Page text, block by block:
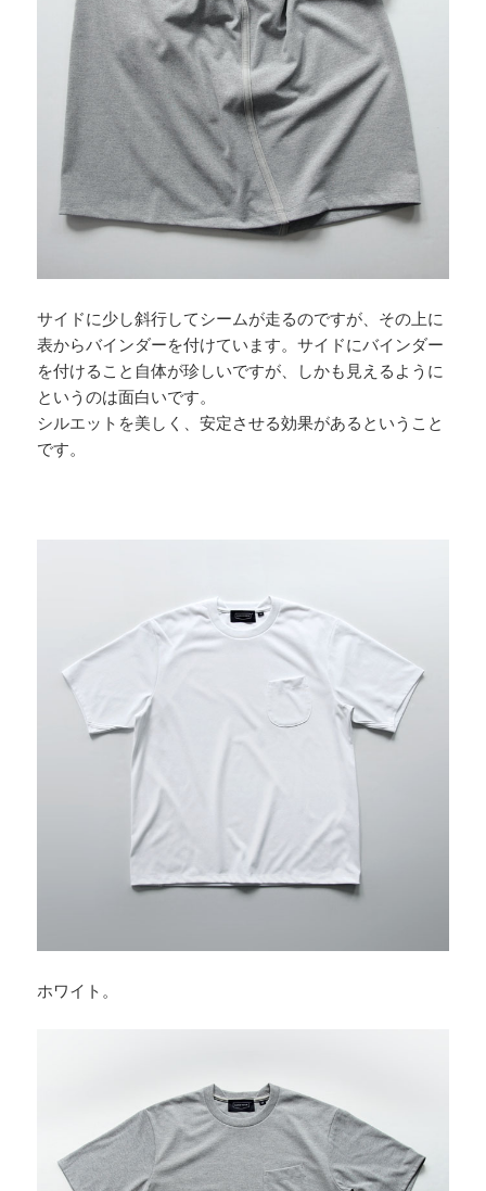
サイドに少し斜行してシームが走るのですが、その上に
表からバインダーを付けています。サイドにバインダー
を付けること自体が珍しいですが、しかも見えるように
というのは面白いです。
シルエットを美しく、安定させる効果があるということ
です。
ホワイト。